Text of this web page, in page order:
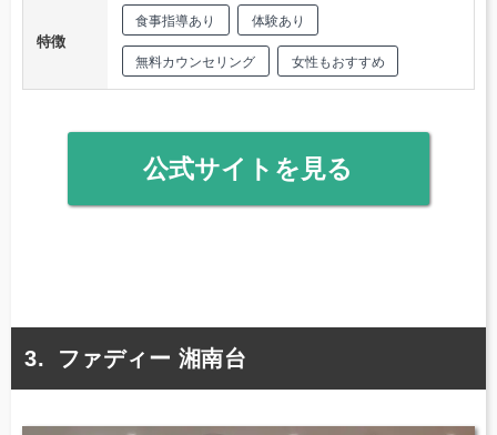
特徴
食事指導あり 体験あり
無料カウンセリング 女性もおすすめ
公式サイトを見る
ファディー 湘南台